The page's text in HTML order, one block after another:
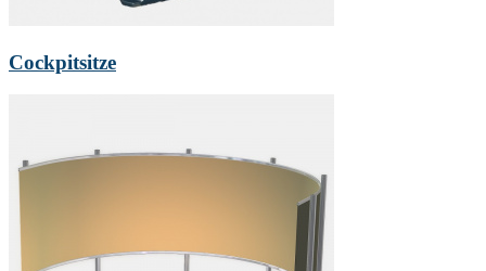
Cockpitsitze